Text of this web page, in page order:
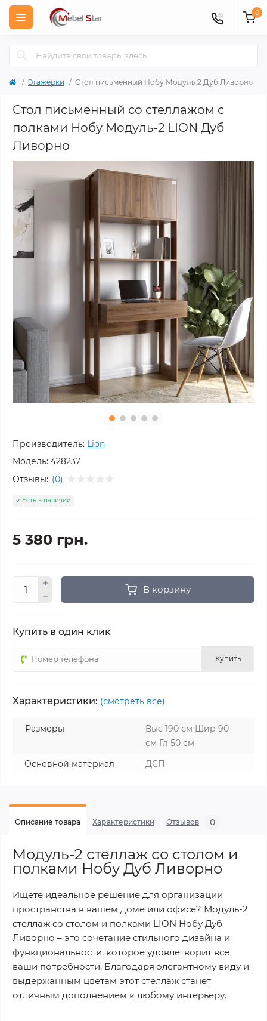
0
Этажерки Стол письменный Нобу Модуль 2 Дуб Ливорно
Стол письменный со стеллажом с
полками Нобу Модуль-2 LION Дуб
Ливорно
Производитель: Lion
Модель: 428237
Отзывы: (0)
Есть в наличии
5 380 грн.
В корзину
Купить в один клик
Купить
Характеристики: (смотреть все)
Размеры
Выс 190 см Шир 90
см Гл 50 см
Основной материал
ДСП
Описание товара Характеристики Отзывов 0
Модуль-2 стеллаж со столом и
полками Нобу Дуб Ливорно
Ищете идеальное решение для организации
пространства в вашем доме или офисе? Модуль-2
стеллаж со столом и полками LION Нобу Дуб
Ливорно – это сочетание стильного дизайна и
функциональности, которое удовлетворит все
ваши потребности. Благодаря элегантному виду и
выдержанным цветам этот стеллаж станет
отличным дополнением к любому интерьеру.